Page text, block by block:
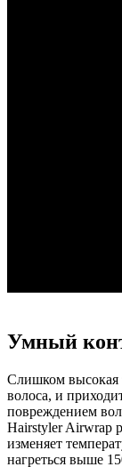
Умный
Слишком высокая
волоса, и
повреждением
Hairstyler Airwrap
изменяет
нагреться выше